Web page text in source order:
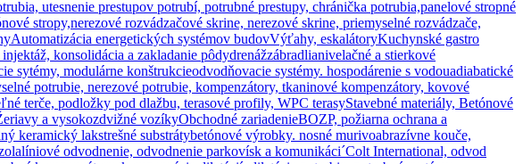
utesnenie prestupov potrubí, potrubné prestupy, chránička potrubia,panelové stropné
stropy,nerezové rozvádzačové skrine, nerezové skrine, priemyselné rozvádzače,
Automatizácia energetických systémov budovVýťahy, eskalátoryKuchynské gastro
konsolidácia a zakladanie pôdydrenážzábradlianivelačné a stierkové
sytémy, modulárne konštrukcieodvodňovacie systémy. hospodárenie s vodouadiabatické
potrubie, nerezové potrubie, kompenzátory, tkaninové kompenzátory, kovové
terče, podložky pod dlažbu, terasové profily, WPC terasyStavebné materiály, Betónové
a vysokozdvižné vozíkyObchodné zariadenieBOZP, požiarna ochrana a
keramický lakstrešné substrátybetónové výrobky. nosné murivoabrazívne kouče,
líniové odvodnenie, odvodnenie parkovísk a komunikáci´Colt International, odvod